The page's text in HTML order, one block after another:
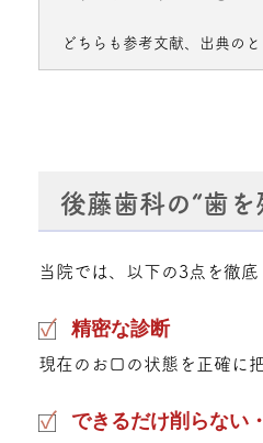
どちらも参考文献、出典のと
後藤歯科の“歯
当院では、以下の3点を徹底
精密な診断
現在のお口の状態を正確に
できるだけ削らない